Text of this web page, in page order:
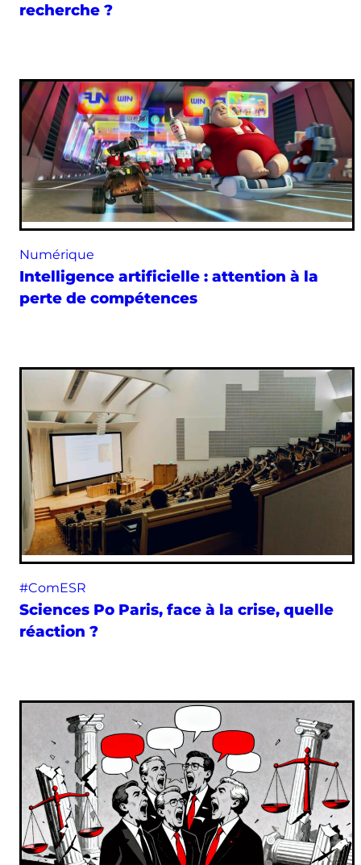
recherche ?
Numérique
Intelligence artificielle : attention à la
perte de compétences
#ComESR
Sciences Po Paris, face à la crise, quelle
réaction ?